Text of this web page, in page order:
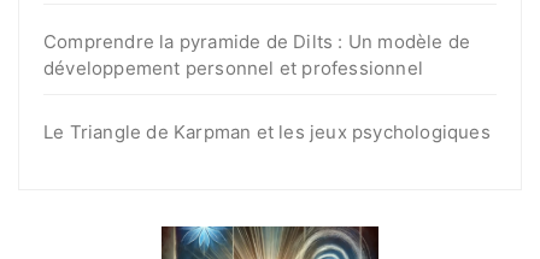
Comprendre la pyramide de Dilts : Un modèle de
développement personnel et professionnel
Le Triangle de Karpman et les jeux psychologiques